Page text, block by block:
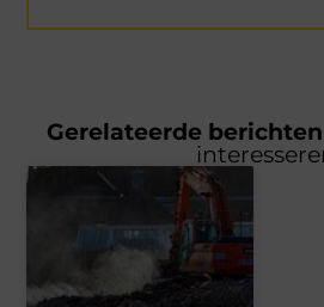
Gerelateerde berichten